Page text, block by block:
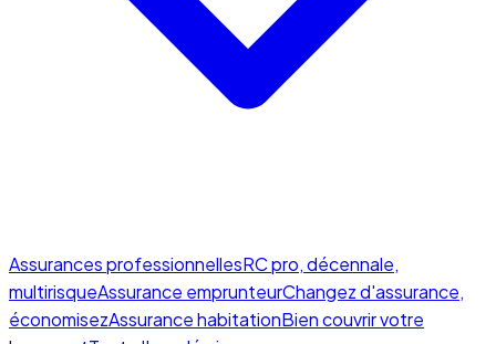
Assurances professionnellesRC pro, décennale,
multirisqueAssurance emprunteurChangez d'assurance,
économisezAssurance habitationBien couvrir votre